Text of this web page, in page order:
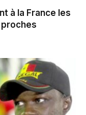
à la France les